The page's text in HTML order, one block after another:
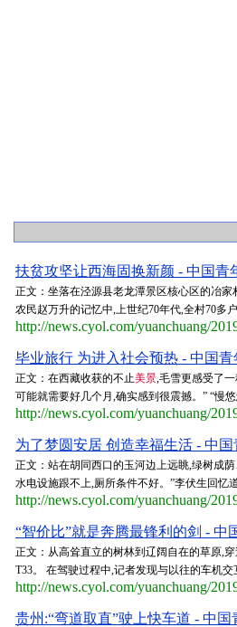
扶贫攻坚让西海固换新颜 - 中国青
正文：坐落在泾源县老龙潭景区核心区的冶
农民赵万升的记忆中,上世纪70年代,全村70多
http://news.cyol.com/yuanchuang/
毕业旅行 为进入社会预热 - 中国青
正文：在西藏收获的不止美景,毛雪更感受了
可能就需要好几个月,确实感到很震撼。” “慢
http://news.cyol.com/yuanchuang/
为了梦圆安居 创造幸福生活 - 中国
正文：站在胡同西口的玉河边上远眺,绿树成
水电设施跟不上,厕所条件不好。”李伏生回忆
http://news.cyol.com/yuanchuang/
“智价比”就是奔腾最锋利的剑 - 中
正文：从高耸直立的树林到辽阔自在的草原,
T33。 在驾驶过程中,记者发现与以往的车机
http://news.cyol.com/yuanchuang/
贵州:“弯道取直”驶上快车道 - 中国